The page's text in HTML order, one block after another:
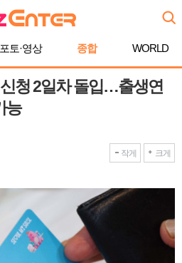
포토·영상 종합 WORLD
청 2일차 돌입…출생연
능
작게 크게